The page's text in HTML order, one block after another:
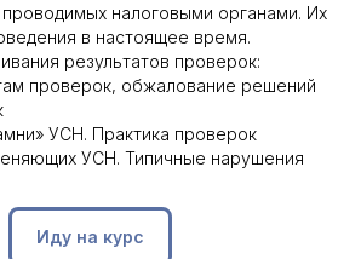
проводимых налоговыми органами. Их
в настоящее время.
результатов проверок:
проверок, обжалование решений
УСН. Практика проверок
УСН. Типичные нарушения
Иду на курс
администратору